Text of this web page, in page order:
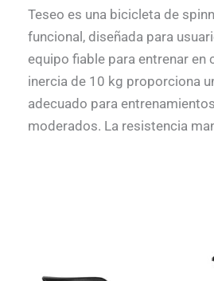
Teseo es una bicicleta de
funcional, diseñada para
equipo fiable para entrenar en
inercia de 10 kg proporciona
adecuado para
moderados. La resistencia